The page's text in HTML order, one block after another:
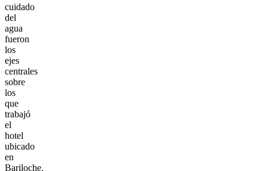
cuidado
del
agua
fueron
los
ejes
centrales
sobre
los
que
trabajó
el
hotel
ubicado
en
Bariloche.